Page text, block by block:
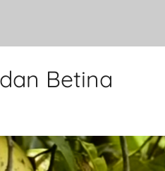
Betina